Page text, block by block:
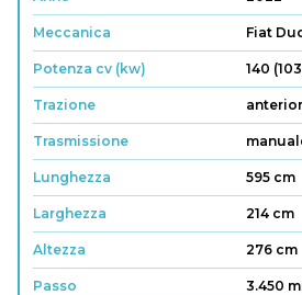
Meccanica Fiat
Potenza cv (kw) 140
Trazione
Trasmissione
Lunghezza 595 cm
Larghezza 214 cm
Altezza 276 cm
Passo 3.450